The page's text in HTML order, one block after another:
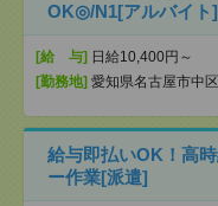
OK◎/N1[アルバイト]
[給 与] 日給10,400円～
[勤務地] 愛知県名古屋市中
給与即払いOK！高
ー作業[派遣]